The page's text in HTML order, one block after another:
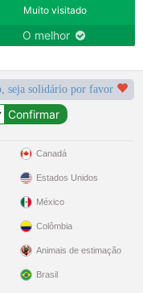
Muito visitado
O melhor
seja solidário por favor
Canadá
Estados Unidos
México
Colômbia
Animais de estimação
Brasil